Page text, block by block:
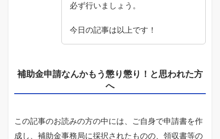
必ず行いましょう。
今日の記事は以上です！
補助金申請なんかもう懲り懲り！と思われた方
へ
この記事のお読みの方の中には、ご自身で申請書を作
成し、補助金事務局に採択されたものの、領収書等の